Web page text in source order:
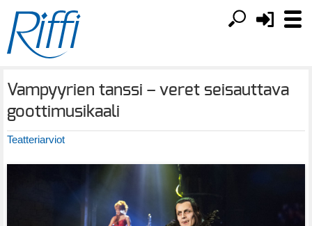
Vampyyrien tanssi – veret seisauttava
goottimusikaali
Teatteriarviot